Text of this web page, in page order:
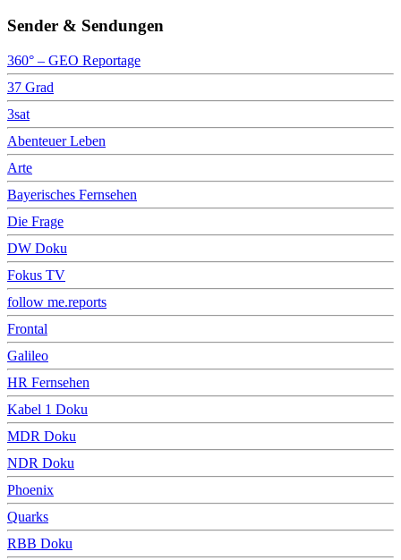
Sender & Sendungen
360° – GEO Reportage
37 Grad
3sat
Abenteuer Leben
Arte
Bayerisches Fernsehen
Die Frage
DW Doku
Fokus TV
follow me.reports
Frontal
Galileo
HR Fernsehen
Kabel 1 Doku
MDR Doku
NDR Doku
Phoenix
Quarks
RBB Doku